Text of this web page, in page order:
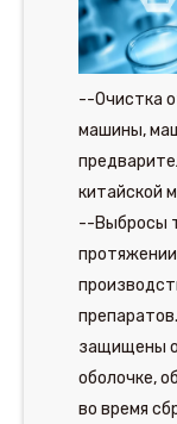
--Очистка
машины,
китайской
--Выбросы
защищены
оболочке,
во время